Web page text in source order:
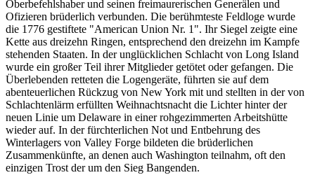
Oberbefehlshaber und seinen freimaurerischen Generälen und
Ofizieren brüderlich verbunden. Die berühmteste Feldloge wurde
die 1776 gestiftete "American Union Nr. 1". Ihr Siegel zeigte eine
Kette aus dreizehn Ringen, entsprechend den dreizehn im Kampfe
stehenden Staaten. In der unglücklichen Schlacht von Long Island
wurde ein großer Teil ihrer Mitglieder getötet oder gefangen. Die
Überlebenden retteten die Logengeräte, führten sie auf dem
abenteuerlichen Rückzug von New York mit und stellten in der von
Schlachtenlärm erfüllten Weihnachtsnacht die Lichter hinter der
neuen Linie um Delaware in einer rohgezimmerten Arbeitshütte
wieder auf. In der fürchterlichen Not und Entbehrung des
Winterlagers von Valley Forge bildeten die brüderlichen
Zusammenkünfte, an denen auch Washington teilnahm, oft den
einzigen Trost der um den Sieg Bangenden.